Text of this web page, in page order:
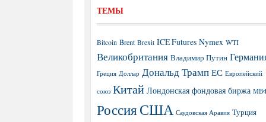
ТЕМЫ
Bitcoin Brent Brexit ICE Futures Nymex WTI
Великобритания Владимир Путин
Греция Доллар Дональд Трамп ЕС Европейский
союз Китай Лондонская фондовая биржа
РоссияСША Саудовская Аравия Турция